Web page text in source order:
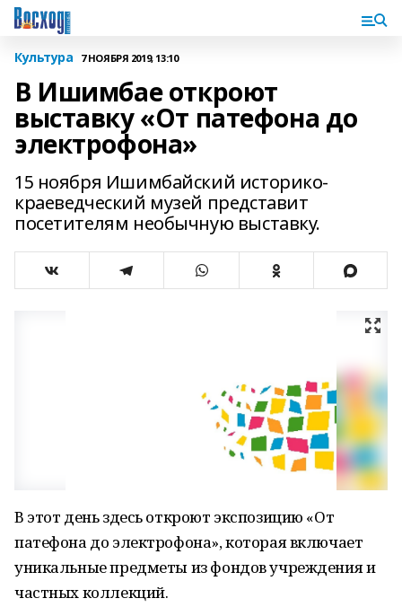
Культура 7 НОЯБРЯ 2019, 13:10
В Ишимбае откроют
выставку «От патефона до
электрофона»
15 ноября Ишимбайский историко-
краеведческий музей представит
посетителям необычную выставку.
В этот день здесь откроют экспозицию «От
патефона до электрофона», которая включает
уникальные предметы из фондов учреждения и
частных коллекций.